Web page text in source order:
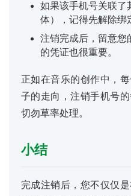
投稿
如果该手机号关联了
体），记得先解除绑
注销完成后，留意您
的凭证也很重要。
正如在音乐的创作中，
子的走向，注销手机号
切勿草率处理。
小结
完成注销后，您不仅仅